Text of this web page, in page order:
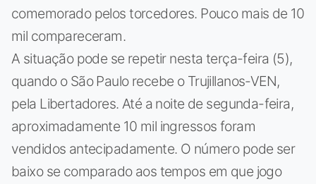
comemorado pelos torcedores. Pouco mais de 10
mil compareceram.
A situação pode se repetir nesta terça-feira (5),
quando o São Paulo recebe o Trujillanos-VEN,
pela Libertadores. Até a noite de segunda-feira,
aproximadamente 10 mil ingressos foram
vendidos antecipadamente. O número pode ser
baixo se comparado aos tempos em que jogo